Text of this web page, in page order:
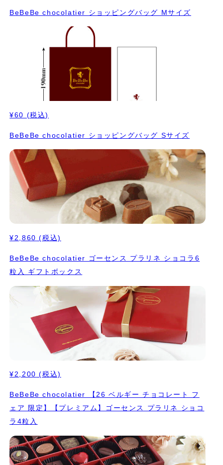
BeBeBe chocolatier ショッピングバッグ Mサイズ
¥60 (税込)
BeBeBe chocolatier ショッピングバッグ Sサイズ
¥2,860 (税込)
BeBeBe chocolatier ゴーセンス プラリネ ショコラ6
粒入 ギフトボックス
¥2,200 (税込)
BeBeBe chocolatier 【26 ベルギー チョコレート フ
ェア 限定】【プレミアム】ゴーセンス プラリネ ショコ
ラ4粒入